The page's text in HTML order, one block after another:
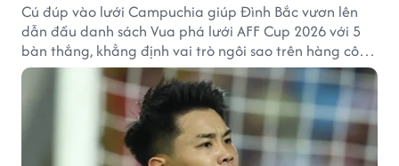
Cú đúp vào lưới Campuchia giúp Đình Bắc vươn lên
dẫn đầu danh sách Vua phá lưới AFF Cup 2026 với 5
bàn thắng, khẳng định vai trò ngôi sao trên hàng công
tuyển Việt Nam.